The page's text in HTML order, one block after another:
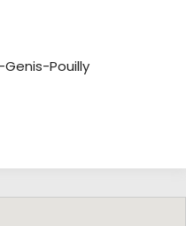
Genis-Pouilly